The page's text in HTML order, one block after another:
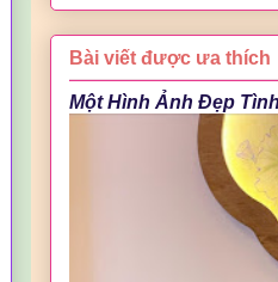
Bài viết được ưa thích
Một Hình Ảnh Đẹp